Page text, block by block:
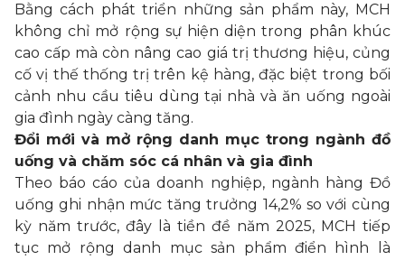
Bằng cách phát triển những sản phẩm này, MCH
không chỉ mở rộng sự hiện diện trong phân khúc
cao cấp mà còn nâng cao giá trị thương hiệu, củng
cố vị thế thống trị trên kệ hàng, đặc biệt trong bối
cảnh nhu cầu tiêu dùng tại nhà và ăn uống ngoài
gia đình ngày càng tăng.
Đổi mới và mở rộng danh mục trong ngành đồ
uống và chăm sóc cá nhân và gia đình
Theo báo cáo của doanh nghiệp, ngành hàng Đồ
uống ghi nhận mức tăng trưởng 14,2% so với cùng
kỳ năm trước, đây là tiền đề năm 2025, MCH tiếp
tục mở rộng danh mục sản phẩm điển hình là